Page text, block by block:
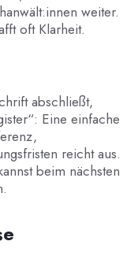
weiter.
oft Klarheit.
abschließt,
Eine einfache
reicht aus.
beim nächsten